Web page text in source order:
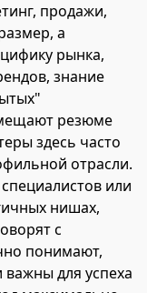
продажи,
а
рынка,
знание
резюме
здесь часто
отрасли.
или
нишах,
с
понимают,
важны для успеха